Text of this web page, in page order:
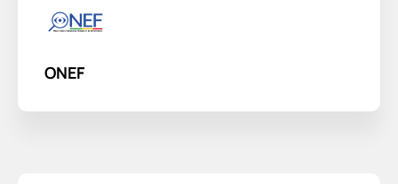
ONEF